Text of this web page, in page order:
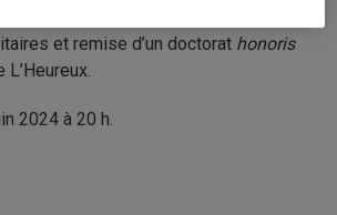
et remise d’un doctorat honoris
2024 à 20 h.